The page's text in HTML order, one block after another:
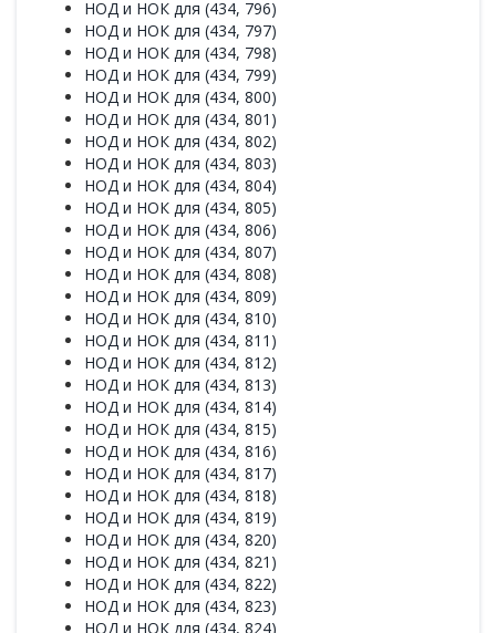
НОД и НОК для (434, 796)
НОД и НОК для (434, 797)
НОД и НОК для (434, 798)
НОД и НОК для (434, 799)
НОД и НОК для (434, 800)
НОД и НОК для (434, 801)
НОД и НОК для (434, 802)
НОД и НОК для (434, 803)
НОД и НОК для (434, 804)
НОД и НОК для (434, 805)
НОД и НОК для (434, 806)
НОД и НОК для (434, 807)
НОД и НОК для (434, 808)
НОД и НОК для (434, 809)
НОД и НОК для (434, 810)
НОД и НОК для (434, 811)
НОД и НОК для (434, 812)
НОД и НОК для (434, 813)
НОД и НОК для (434, 814)
НОД и НОК для (434, 815)
НОД и НОК для (434, 816)
НОД и НОК для (434, 817)
НОД и НОК для (434, 818)
НОД и НОК для (434, 819)
НОД и НОК для (434, 820)
НОД и НОК для (434, 821)
НОД и НОК для (434, 822)
НОД и НОК для (434, 823)
НОД и НОК для (434, 824)